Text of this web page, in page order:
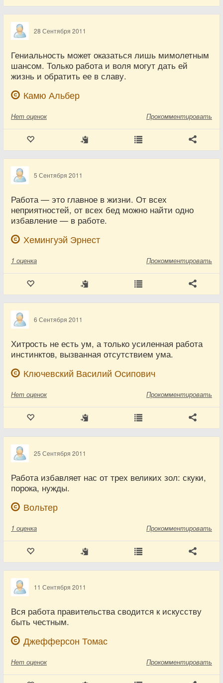
28 Сентября 2011
Гениальность может оказаться лишь мимолетным
шансом. Только работа и воля могут дать ей
жизнь и обратить ее в славу.
Камю Альбер
Нет оценок Прокомментировать
5 Сентября 2011
Работа — это главное в жизни. От всех
неприятностей, от всех бед можно найти одно
избавление — в работе.
Хемингуэй Эрнест
1 оценка Прокомментировать
6 Сентября 2011
Хитрость не есть ум, а только усиленная работа
инстинктов, вызванная отсутствием ума.
Ключевский Василий Осипович
Нет оценок Прокомментировать
25 Сентября 2011
Работа избавляет нас от трех великих зол: скуки,
порока, нужды.
Вольтер
1 оценка Прокомментировать
11 Сентября 2011
Вся работа правительства сводится к искусству
быть честным.
Джефферсон Томас
Нет оценок Прокомментировать